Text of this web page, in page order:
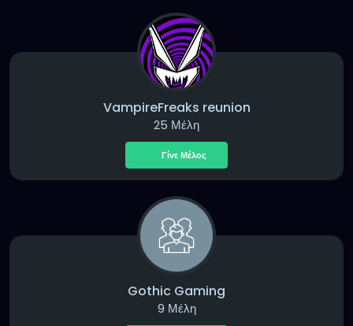
VampireFreaks reunion
25 Μέλη
Γίνε Μέλος
Gothic Gaming
9 Μέλη